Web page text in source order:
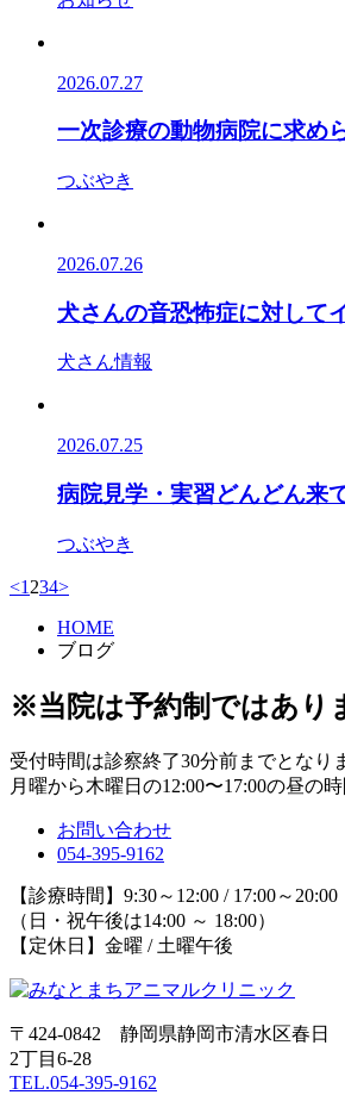
2026.07.27
一次診療の動物病院に求め
つぶやき
2026.07.26
犬さんの音恐怖症に対して
犬さん情報
2026.07.25
病院見学・実習どんどん来
つぶやき
<1 234>
HOME
ブログ
※当院は予約制ではあり
受付時間は診察終了30分前までとなり
月曜から木曜日の12:00〜17:00の昼の
お問い合わせ
054-395-9162
【診療時間】9:30～12:00 / 17:00～20:00
（日・祝午後は14:00 ～ 18:00）
【定休日】金曜 / 土曜午後
〒424-0842 静岡県静岡市清水区春日
2丁目6-28
TEL.054-395-9162